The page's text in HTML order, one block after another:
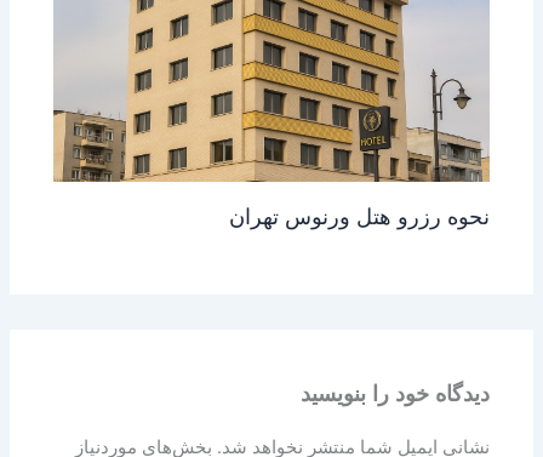
نحوه رزرو هتل ورنوس تهران
دیدگاه‌ خود را بنویسید
نشانی ایمیل شما منتشر نخواهد شد. بخش‌های موردنیاز